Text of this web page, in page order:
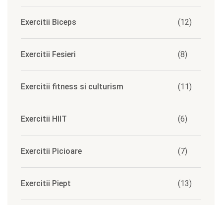
Exercitii Biceps (12)
Exercitii Fesieri (8)
Exercitii fitness si culturism (11)
Exercitii HIIT (6)
Exercitii Picioare (7)
Exercitii Piept (13)